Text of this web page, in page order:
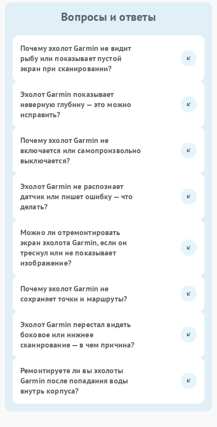
Вопросы и ответы
Почему эхолот Garmin не видит
рыбу или показывает пустой
экран при сканировании?
Эхолот Garmin показывает
неверную глубину — это можно
исправить?
Почему эхолот Garmin не
включается или самопроизвольно
выключается?
Эхолот Garmin не распознает
датчик или пишет ошибку — что
делать?
Можно ли отремонтировать
экран эхолота Garmin, если он
треснул или не показывает
изображение?
Почему эхолот Garmin не
сохраняет точки и маршруты?
Эхолот Garmin перестал видеть
боковое или нижнее
сканирование — в чем причина?
Ремонтируете ли вы эхолоты
Garmin после попадания воды
внутрь корпуса?